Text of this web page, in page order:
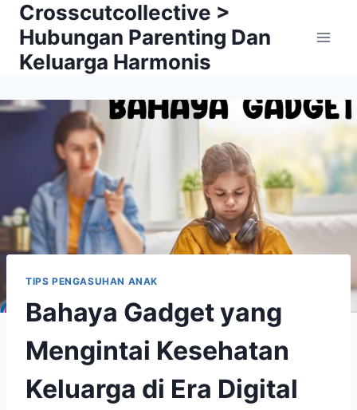
Skip
content
Crosscutcollective >
Hubungan Parenting Dan
Keluarga Harmonis
TIPS PENGASUHAN ANAK
Bahaya Gadget yang
Mengintai Kesehatan
Keluarga di Era Digital